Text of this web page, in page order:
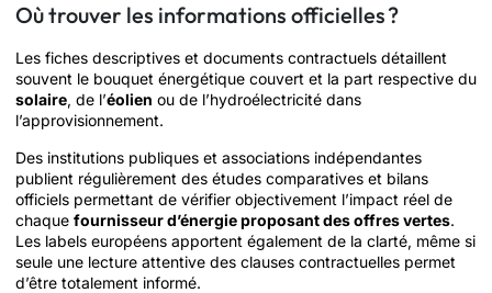
Où trouver les informations officielles ?
Les fiches descriptives et documents contractuels détaillent
souvent le bouquet énergétique couvert et la part respective du
solaire, de l’éolien ou de l’hydroélectricité dans
l’approvisionnement.
Des institutions publiques et associations indépendantes
publient régulièrement des études comparatives et bilans
officiels permettant de vérifier objectivement l’impact réel de
chaque fournisseur d’énergie proposant des offres vertes.
Les labels européens apportent également de la clarté, même si
seule une lecture attentive des clauses contractuelles permet
d’être totalement informé.